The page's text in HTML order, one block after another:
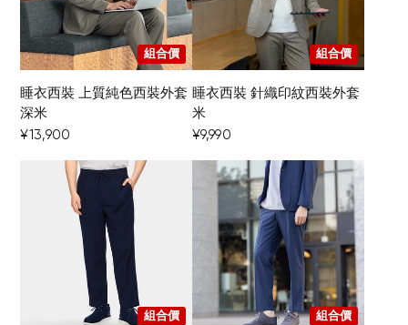
組合價
睡衣西裝 上質純色西裝外套
深米
¥13,900
組合價
睡衣西裝 針織印紋西裝外套
米
¥9,990
組合價 組合價
您的購物車目前是空的。